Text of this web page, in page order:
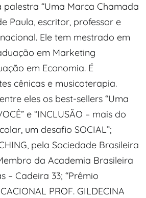
palestra “Uma Marca Chamada
Paula, escritor, professor e
Ele tem mestrado em
em Marketing
em Economia. É
cênicas e musicoterapia.
eles os best-sellers “Uma
e “INCLUSÃO – mais do
um desafio SOCIAL”;
pela Sociedade Brasileira
da Academia Brasileira
– Cadeira 33; “Prêmio
PROF. GILDECINA